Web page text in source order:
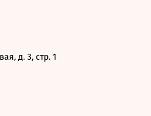
д. 3, стр. 1